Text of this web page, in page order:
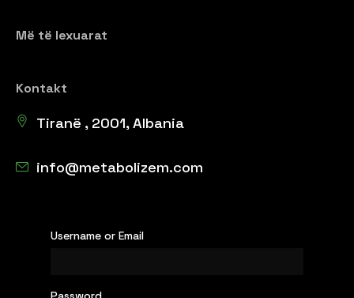
Më të lexuarat
Kontakt
Tiranë , 2001, Albania
info@metabolizem.com
Username or Email